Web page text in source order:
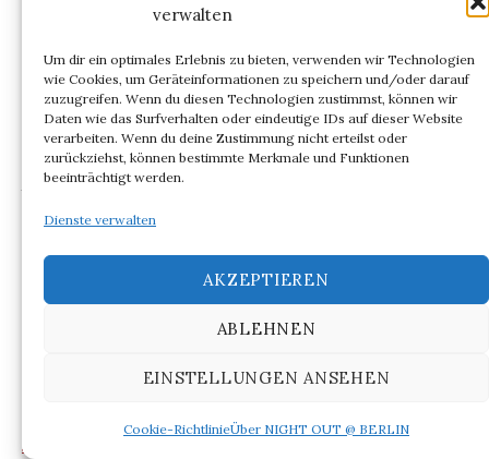
verwalten
Um dir ein optimales Erlebnis zu bieten, verwenden wir Technologien
wie Cookies, um Geräteinformationen zu speichern und/oder darauf
zuzugreifen. Wenn du diesen Technologien zustimmst, können wir
Daten wie das Surfverhalten oder eindeutige IDs auf dieser Website
verarbeiten. Wenn du deine Zustimmung nicht erteilst oder
zurückziehst, können bestimmte Merkmale und Funktionen
beeinträchtigt werden.
Dienste verwalten
AKZEPTIEREN
ABLEHNEN
EINSTELLUNGEN ANSEHEN
Cookie-RichtlinieÜber NIGHT OUT @ BERLIN
Torsten Flüh
Musikfest Berlin 2023
Zu Klabund siehe: Torsten Flüh: Vom
literarischen Kosmopoliten. Zu Alfred Henschke
Theater im Palais und seinem RomanPjotr –
Januar 2023